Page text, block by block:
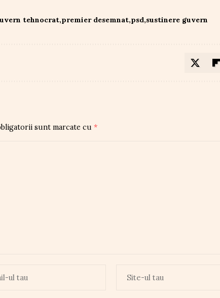
tehnocrat premier desemnat psd sustinere guvern
sunt marcate cu *